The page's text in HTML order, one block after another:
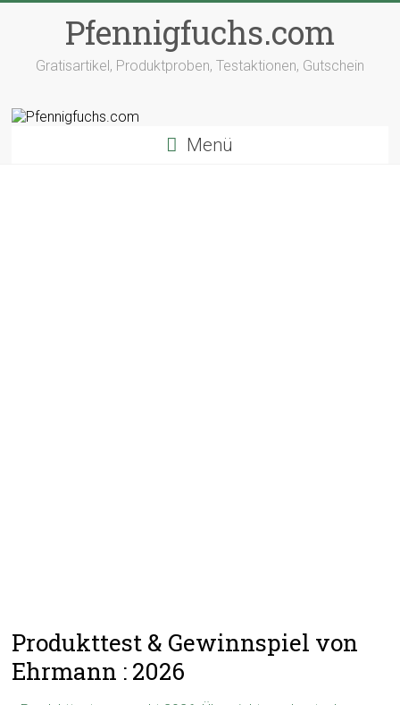
Pfennigfuchs.com
Gratisartikel, Produktproben, Testaktionen, Gutschein
Menü
Produkttest & Gewinnspiel von
Ehrmann : 2026